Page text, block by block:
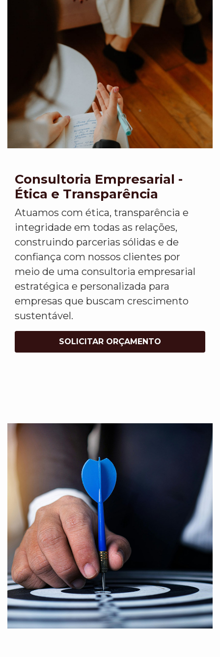
Consultoria Empresarial -
Ética e Transparência
Atuamos com ética, transparência e
integridade em todas as relações,
construindo parcerias sólidas e de
confiança com nossos clientes por
meio de uma consultoria empresarial
estratégica e personalizada para
empresas que buscam crescimento
sustentável.
SOLICITAR ORÇAMENTO